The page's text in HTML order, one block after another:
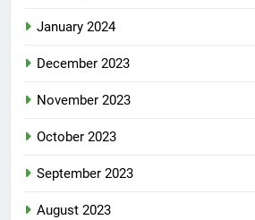
January 2024
December 2023
November 2023
October 2023
September 2023
August 2023